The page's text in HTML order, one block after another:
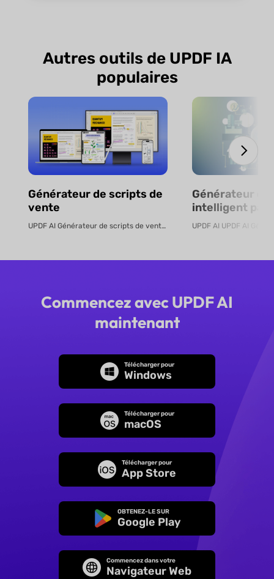
Autres outils de UPDF IA
populaires
Générateur de scripts de
vente
UPDF AI Générateur de scripts de vente UPDF AI transforme des PDF de pro...
Générateur
intelligent par
en ligne
Commencez avec UPDF AI
maintenant
Télécharger pour
Windows
Télécharger pour
macOS
Télécharger pour
App Store
OBTENEZ-LE SUR
Google Play
Commencez dans votre
Navigateur Web